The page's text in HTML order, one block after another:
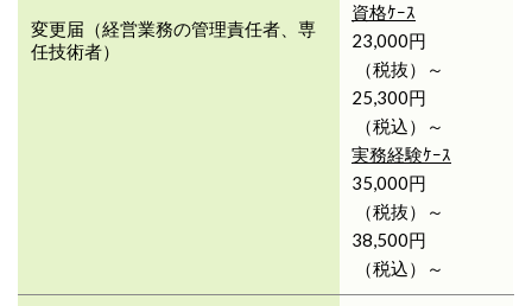
変更届（経営業務の管理責任者、専
任技術者）
資格ｹｰｽ
23,000円
（税抜）～
25,300円
（税込）～
実務経験ｹｰｽ
35,000円
（税抜）～
38,500円
（税込）～